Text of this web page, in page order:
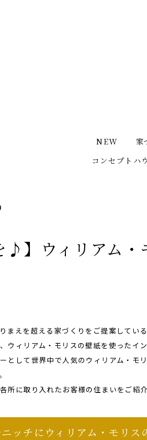
NEW 家
コンセプトハ
♪】ウィリアム
まえを超える家づくりをご提案してい
ウィリアム・モリスの壁紙を使ったイ
として世界中で人気のウィリアム・モ
所に取り入れたお客様の住まいをご紹
ッチにウィリアム・モリス